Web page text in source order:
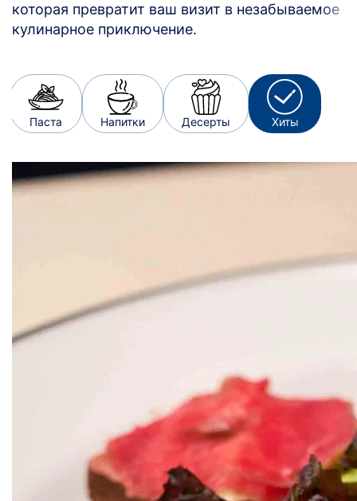
которая превратит ваш визит в незабываемое
кулинарное приключение.
Паста Напитки Десерты Хиты